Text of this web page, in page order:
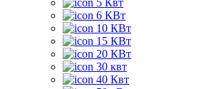
5 Квт
6 КВт
10 КВт
15 КВт
20 КВт
30 квт
40 Квт